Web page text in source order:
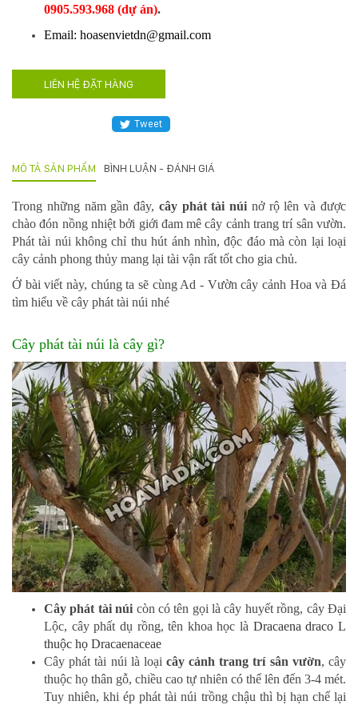
Nguyễn
Cẩm
nẵng
132
168
Võ
Chí
Công
Quý
-
TP.
Đà
Nẵng
0905.593.968 (dự án).
Email: hoasenvietdn@gmail.com
LIÊN HỆ ĐẶT HÀNG
Tweet
MÔ TẢ SẢN PHẨM BÌNH LUẬN - ĐÁNH GIÁ
Trong những năm gần đây, cây phát tài núi nở rộ lên và được
chào đón nồng nhiệt bởi giới đam mê cây cảnh trang trí sân vườn.
Phát tài núi không chỉ thu hút ánh nhìn, độc đáo mà còn lại loại
cây cảnh phong thủy mang lại tài vận rất tốt cho gia chủ.
Ở bài viết này, chúng ta sẽ cùng Ad - Vườn cây cảnh Hoa và Đá
tìm hiểu về cây phát tài núi nhé
Cây phát tài núi là cây gì?
Cây phát tài núi còn có tên gọi là cây huyết rồng, cây Đại
Lộc, cây phất dụ rồng, tên khoa học là Dracaena draco L
thuộc họ Dracaenaceae
Cây phát tài núi là loại cây cảnh trang trí sân vườn, cây
thuộc họ thân gỗ, chiều cao tự nhiên có thể lên đến 3-4 mét.
Tuy nhiên, khi ép phát tài núi trồng chậu thì bị hạn chế lại